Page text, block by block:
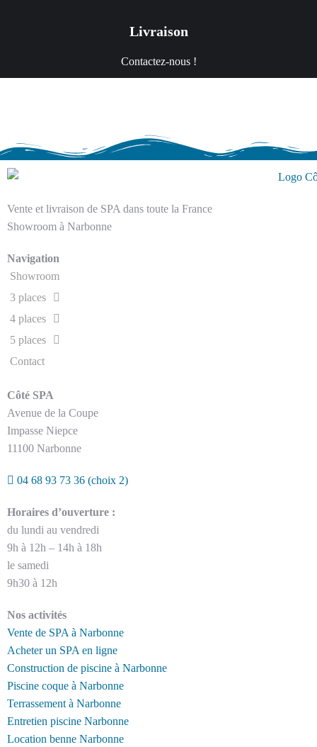
Livraison
Contactez-nous !
Vente et livraison de SPA dans toute la France
Showroom à Narbonne
Navigation
Showroom
3 places
4 places
5 places
Contact
Côté SPA
Avenue de la Coupe
Impasse Niepce
11100 Narbonne
04 68 93 73 36 (choix 2)
Horaires d’ouverture :
du lundi au vendredi
9h à 12h – 14h à 18h
le samedi
9h30 à 12h
Nos activités
Vente de SPA à Narbonne
Acheter un SPA en ligne
Construction de piscine à Narbonne
Piscine coque à Narbonne
Terrassement à Narbonne
Entretien piscine Narbonne
Location benne Narbonne